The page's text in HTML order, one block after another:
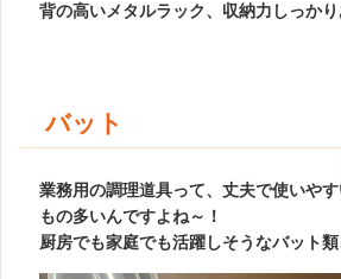
背の高いメタルラック、収納力しっかり
バット
業務用の調理道具って、丈夫で使いや
もの多いんですよね～！
厨房でも家庭でも活躍しそうなバット類